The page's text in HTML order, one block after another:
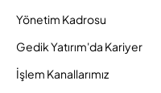
Yönetim Kadrosu
Gedik Yatırım'da Kariyer
İşlem Kanallarımız